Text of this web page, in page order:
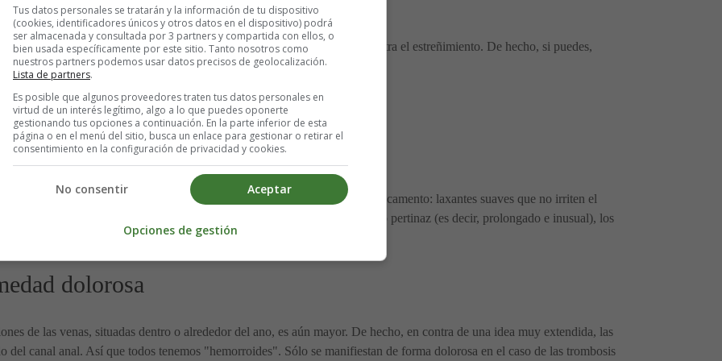
trimestre del embarazo, mantenerse activa también es beneficioso contra el estreñimiento. De hecho, si puedes,
gimnasia suave...).
sin resistirse nunca a las ganas.
consultar?
o en caso de dolor, es posible que el médico deba recetarte algún medicamento: laxantes suaves que no irriten el
lactulosa y lactitol que se toleran bien... En los casos de estreñimiento pertinaz (es decir, prolongado e inusual), los
más eficaces, pero no pueden utilizarse a largo plazo.
dolorosa
de las venas, situadas dentro o alrededor del ano, es aún mayor. De hecho, en contra de una idea muy extendida, las
del canal anal. Así que todos tenemos "hemorroides". Sólo se manifiestan de forma dolorosa en el caso de las trombosis
Tus datos personales se tratarán y la información de tu dispositivo
(cookies, identificadores únicos y otros datos en el dispositivo) podrá
ser almacenada y consultada por 3 partners y compartida con ellos, o
bien usada específicamente por este sitio. Tanto nosotros como
nuestros partners podemos usar datos precisos de geolocalización.
Lista de partners.
Es posible que algunos proveedores traten tus datos personales en
virtud de un interés legítimo, algo a lo que puedes oponerte
gestionando tus opciones a continuación. En la parte inferior de esta
página o en el menú del sitio, busca un enlace para gestionar o retirar el
consentimiento en la configuración de privacidad y cookies.
Aceptar
No consentir
Opciones de gestión